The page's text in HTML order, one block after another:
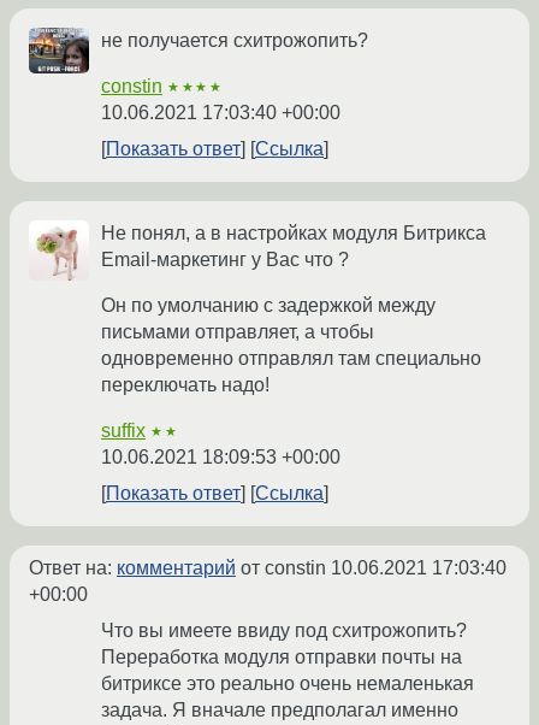
не получается схитрожопить?
constin ★★★★
10.06.2021 17:03:40 +00:00
Показать ответ
Ссылка
Не понял, а в настройках модуля Битрикса
Email-маркетинг у Вас что ?
Он по умолчанию с задержкой между
письмами отправляет, а чтобы
одновременно отправлял там специально
переключать надо!
suffix ★★
10.06.2021 18:09:53 +00:00
Показать ответ
Ссылка
Ответ на: комментарий от constin 10.06.2021 17:03:40
+00:00
Что вы имеете ввиду под схитрожопить?
Переработка модуля отправки почты на
битриксе это реально очень немаленькая
задача. Я вначале предполагал именно